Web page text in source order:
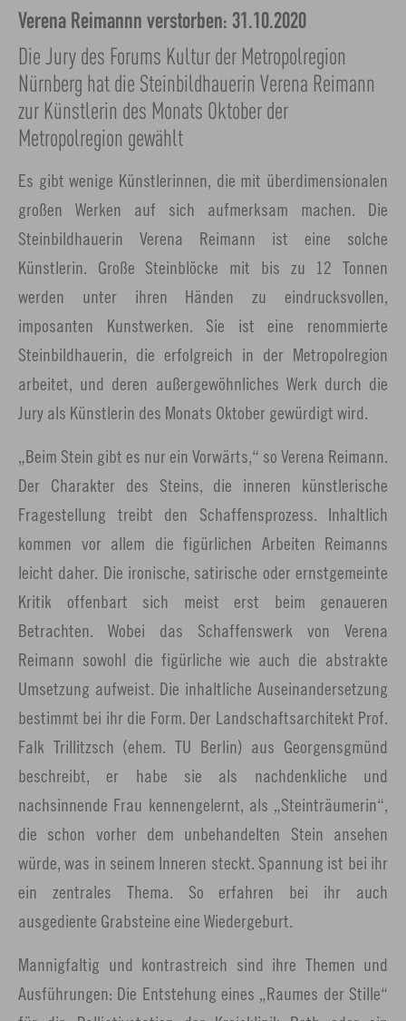
Verena Reimannn verstorben: 31.10.2020
Die Jury des Forums Kultur der Metropolregion
Nürnberg hat die Steinbildhauerin Verena Reimann
zur Künstlerin des Monats Oktober der
Metropolregion gewählt
Es gibt wenige Künstlerinnen, die mit überdimensionalen
großen Werken auf sich aufmerksam machen. Die
Steinbildhauerin Verena Reimann ist eine solche
Künstlerin. Große Steinblöcke mit bis zu 12 Tonnen
werden unter ihren Händen zu eindrucksvollen,
imposanten Kunstwerken. Sie ist eine renommierte
Steinbildhauerin, die erfolgreich in der Metropolregion
arbeitet, und deren außergewöhnliches Werk durch die
Jury als Künstlerin des Monats Oktober gewürdigt wird.
„Beim Stein gibt es nur ein Vorwärts,“ so Verena Reimann.
Der Charakter des Steins, die inneren künstlerische
Fragestellung treibt den Schaffensprozess. Inhaltlich
kommen vor allem die figürlichen Arbeiten Reimanns
leicht daher. Die ironische, satirische oder ernstgemeinte
Kritik offenbart sich meist erst beim genaueren
Betrachten. Wobei das Schaffenswerk von Verena
Reimann sowohl die figürliche wie auch die abstrakte
Umsetzung aufweist. Die inhaltliche Auseinandersetzung
bestimmt bei ihr die Form. Der Landschaftsarchitekt Prof.
Falk Trillitzsch (ehem. TU Berlin) aus Georgensgmünd
beschreibt, er habe sie als nachdenkliche und
nachsinnende Frau kennengelernt, als „Steinträumerin“,
die schon vorher dem unbehandelten Stein ansehen
würde, was in seinem Inneren steckt. Spannung ist bei ihr
ein zentrales Thema. So erfahren bei ihr auch
ausgediente Grabsteine eine Wiedergeburt.
Mannigfaltig und kontrastreich sind ihre Themen und
Ausführungen: Die Entstehung eines „Raumes der Stille“